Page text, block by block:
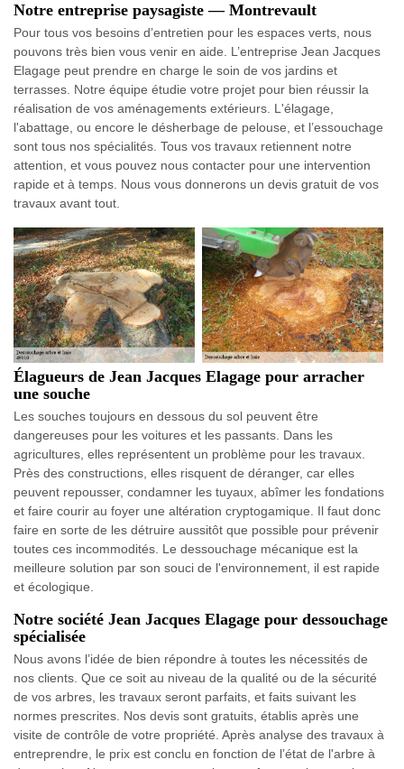
Notre entreprise paysagiste — Montrevault
Pour tous vos besoins d’entretien pour les espaces verts, nous
pouvons très bien vous venir en aide. L’entreprise Jean Jacques
Elagage peut prendre en charge le soin de vos jardins et
terrasses. Notre équipe étudie votre projet pour bien réussir la
réalisation de vos aménagements extérieurs. L'élagage,
l'abattage, ou encore le désherbage de pelouse, et l’essouchage
sont tous nos spécialités. Tous vos travaux retiennent notre
attention, et vous pouvez nous contacter pour une intervention
rapide et à temps. Nous vous donnerons un devis gratuit de vos
travaux avant tout.
Élagueurs de Jean Jacques Elagage pour arracher
une souche
Les souches toujours en dessous du sol peuvent être
dangereuses pour les voitures et les passants. Dans les
agricultures, elles représentent un problème pour les travaux.
Près des constructions, elles risquent de déranger, car elles
peuvent repousser, condamner les tuyaux, abîmer les fondations
et faire courir au foyer une altération cryptogamique. Il faut donc
faire en sorte de les détruire aussitôt que possible pour prévenir
toutes ces incommodités. Le dessouchage mécanique est la
meilleure solution par son souci de l'environnement, il est rapide
et écologique.
Notre société Jean Jacques Elagage pour dessouchage
spécialisée
Nous avons l’idée de bien répondre à toutes les nécessités de
nos clients. Que ce soit au niveau de la qualité ou de la sécurité
de vos arbres, les travaux seront parfaits, et faits suivant les
normes prescrites. Nos devis sont gratuits, établis après une
visite de contrôle de votre propriété. Après analyse des travaux à
entreprendre, le prix est conclu en fonction de l’état de l'arbre à